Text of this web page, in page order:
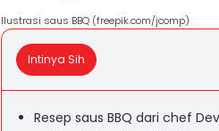
Ilustrasi saus BBQ (freepik.com/jcomp)
Intinya Sih
Resep saus BBQ dari chef